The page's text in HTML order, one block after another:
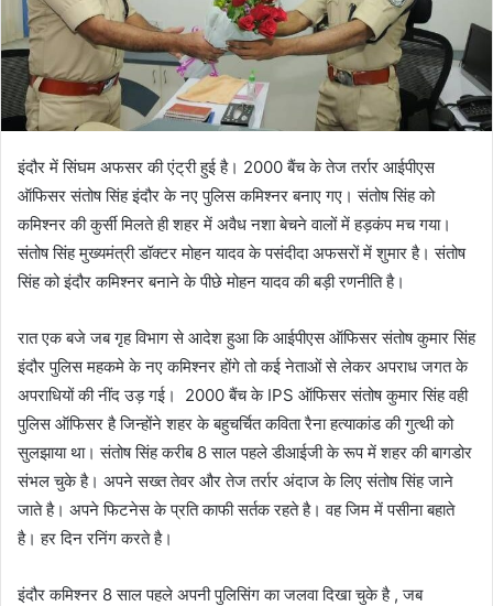
इंदौर में सिंघम अफसर की एंट्री हुई है। 2000 बैंच के तेज तर्रार आईपीएस
ऑफिसर संतोष सिंह इंदौर के नए पुलिस कमिश्नर बनाए गए। संतोष सिंह को
कमिश्नर की कुर्सी मिलते ही शहर में अवैध नशा बेचने वालों में हड़कंप मच गया।
संतोष सिंह मुख्यमंत्री डॉक्टर मोहन यादव के पसंदीदा अफसरों में शुमार है। संतोष
सिंह को इंदौर कमिश्नर बनाने के पीछे मोहन यादव की बड़ी रणनीति है।
रात एक बजे जब गृह विभाग से आदेश हुआ कि आईपीएस ऑफिसर संतोष कुमार सिंह
इंदौर पुलिस महकमे के नए कमिश्नर होंगे तो कई नेताओं से लेकर अपराध जगत के
अपराधियों की नींद उड़ गई। 2000 बैंच के IPS ऑफिसर संतोष कुमार सिंह वही
पुलिस ऑफिसर है जिन्होंने शहर के बहुचर्चित कविता रैना हत्याकांड की गुत्थी को
सुलझाया था। संतोष सिंह करीब 8 साल पहले डीआईजी के रूप में शहर की बागडोर
संभल चुके है। अपने सख्त तेवर और तेज तर्रार अंदाज के लिए संतोष सिंह जाने
जाते है। अपने फिटनेस के प्रति काफी सर्तक रहते है। वह जिम में पसीना बहाते
है। हर दिन रनिंग करते है।
इंदौर कमिश्नर 8 साल पहले अपनी पुलिसिंग का जलवा दिखा चुके है , जब